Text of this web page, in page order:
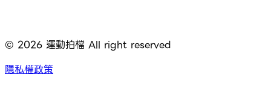
© 2026 運動拍檔 All right reserved
隱私權政策